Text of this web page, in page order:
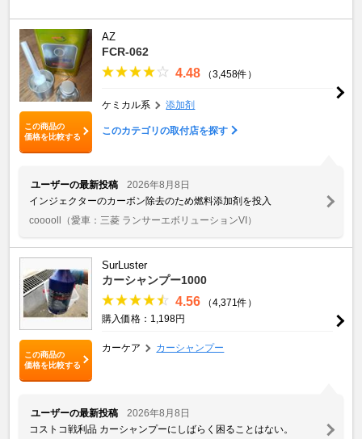
この商品の
価格を比較する
AZ
FCR-062
4.48 （3,458件）
ケミカル系 添加剤
このカテゴリの取付店を探す
ユーザーの最新投稿
2026年8月8日
インジェクターのカーボン除去のため燃料添加剤を投入
cooooll （愛車：三菱 ランサーエボリューションVI）
この商品の
価格を比較する
SurLuster
カーシャンプー1000
4.56
（4,371件）
購入価格：1,198円
カーケア カーシャンプー
ユーザーの最新投稿
2026年8月8日
コストコ戦利品 カーシャンプーにしばらく困ることはない。